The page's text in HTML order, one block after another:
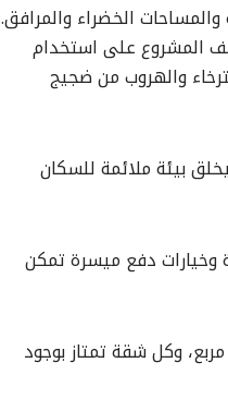
الخضراء والمرافق.
المشروع على استخدام
والهروب من ضجيج
بيئة ملائمة للسكان
وخيارات دفع ميسرة تمكن
تتوفر شقق سكنية بمساحات تتراوح بين 223 متر مربع و 229 متر مربع، وكل شقة تمتاز بوجود